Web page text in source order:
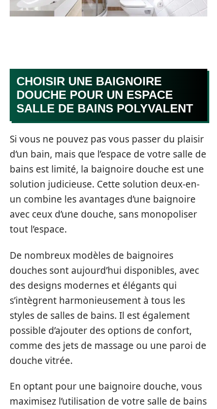
CHOISIR UNE BAIGNOIRE
DOUCHE POUR UN ESPACE
SALLE DE BAINS POLYVALENT
Si vous ne pouvez pas vous passer du plaisir
d’un bain, mais que l’espace de votre salle de
bains est limité, la baignoire douche est une
solution judicieuse. Cette solution deux-en-
un combine les avantages d’une baignoire
avec ceux d’une douche, sans monopoliser
tout l’espace.
De nombreux modèles de baignoires
douches sont aujourd’hui disponibles, avec
des designs modernes et élégants qui
s’intègrent harmonieusement à tous les
styles de salles de bains. Il est également
possible d’ajouter des options de confort,
comme des jets de massage ou une paroi de
douche vitrée.
En optant pour une baignoire douche, vous
maximisez l’utilisation de votre salle de bains